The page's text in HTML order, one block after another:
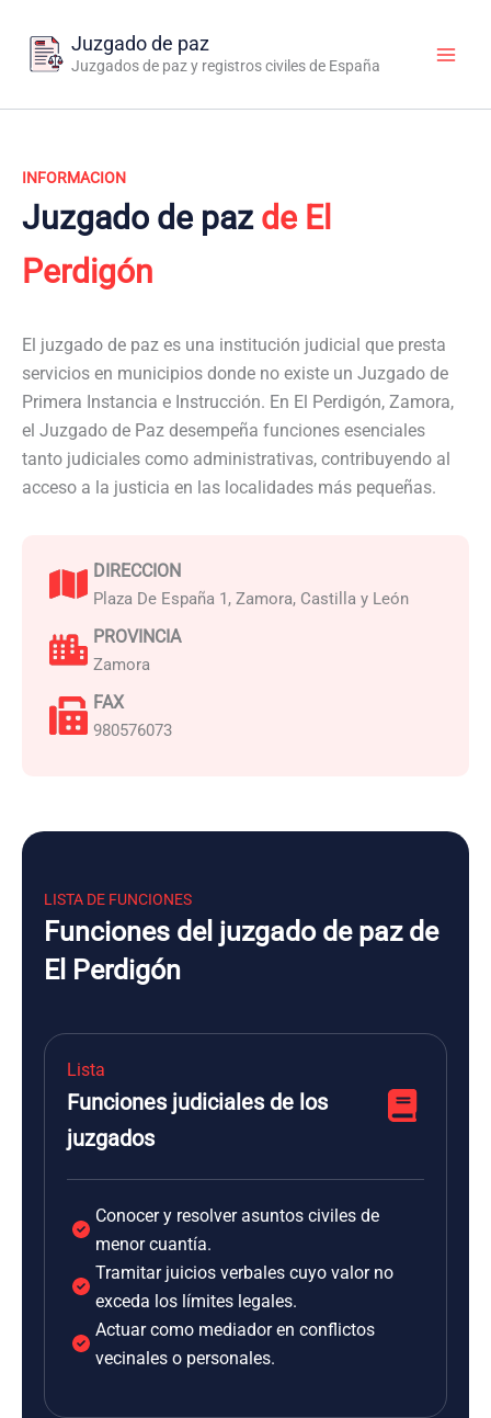
contenido
Juzgado de paz
Juzgados de paz y registros civiles de España
INFORMACION
Juzgado de paz de El
Perdigón
El juzgado de paz es una institución judicial que presta
servicios en municipios donde no existe un Juzgado de
Primera Instancia e Instrucción. En El Perdigón, Zamora,
el Juzgado de Paz desempeña funciones esenciales
tanto judiciales como administrativas, contribuyendo al
acceso a la justicia en las localidades más pequeñas.
DIRECCION
Plaza De España 1, Zamora, Castilla y León
PROVINCIA
Zamora
FAX
980576073
LISTA DE FUNCIONES
Funciones del juzgado de paz de
El Perdigón
Lista
Funciones judiciales de los
juzgados
Conocer y resolver asuntos civiles de
menor cuantía.
Tramitar juicios verbales cuyo valor no
exceda los límites legales.
Actuar como mediador en conflictos
vecinales o personales.